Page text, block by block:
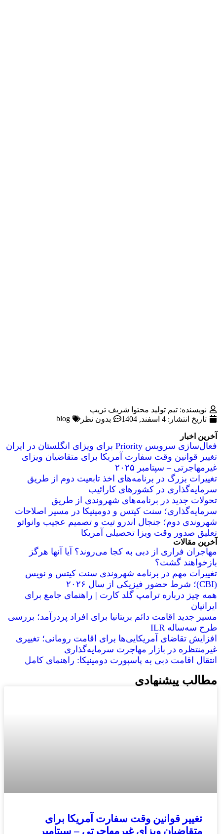
نویسنده: تیم تولید محتوا شریف تریپ
تاریخ انتشار: 4 اسفند, 1404 بدون نظر blog
آخرین اخبار
فعال‌سازی سرویس Priority برای ویزای انگلستان در ایران
تغییر قوانین وقت سفارت آمریکا برای متقاضیان ویزای
غیرمهاجرتی – سپتامبر ۲۰۲۵
تغییرات بزرگ در برنامه‌های اخذ تابعیت دوم از طریق
سرمایه‌گذاری در کشورهای کارائیب
تحولات جدید در برنامه‌های شهروندی از طریق
سرمایه‌گذاری؛ سنت کیتس و دومینیکا در مسیر اصلاحات
شهروندی دوم؛ جنجال اندرو تیت و تصمیم عجیب وانواتو
تعلیق صدور وقت ویزا تحصیلی آمریکا
آخرین مقالات
مهاجران فراری از دبی به کجا می‌روند؟ آیا آنها هرگز
بازخواهند گشت؟
تغییرات مهم در برنامه شهروندی سنت کیتس و نویس
(CBI)؛ شرط حضور فیزیکی از سال ۲۰۲۶
همه چیز درباره ترامپ گلد کارت | راهنمای جامع برای
ایرانیان
مسیر جدید اقامت دائم بریتانیا برای افراد پردرآمد؛ بررسی
طرح سه‌ساله ILR
افزایش تقاضای آمریکایی‌ها برای اقامت رومانی؛ تغییری
غیرمنتظره در بازار مهاجرت سرمایه‌گذاری
انتقال اقامت دبی به پاسپورت دومینیکا: راهنمای کامل
مطالب پیشنهادی
تغییر قوانین وقت سفارت آمریکا برای
متقاضیان ویزای غیرمهاجرتی – سپتامبر